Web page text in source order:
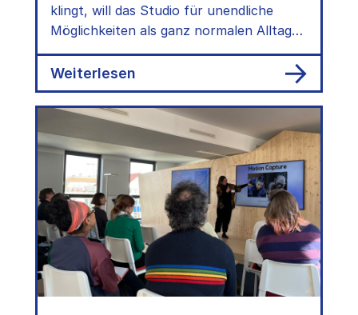
klingt, will das Studio für unendliche
Möglichkeiten als ganz normalen Alltag
etablieren. Ein Ritt durch ihren
Werkzeugkoffer.
Weiterlesen
Ethik
smoothe
Oberfläche
second?
Interview
mit
dem
Studio
für
unendliche
Möglichkeiten